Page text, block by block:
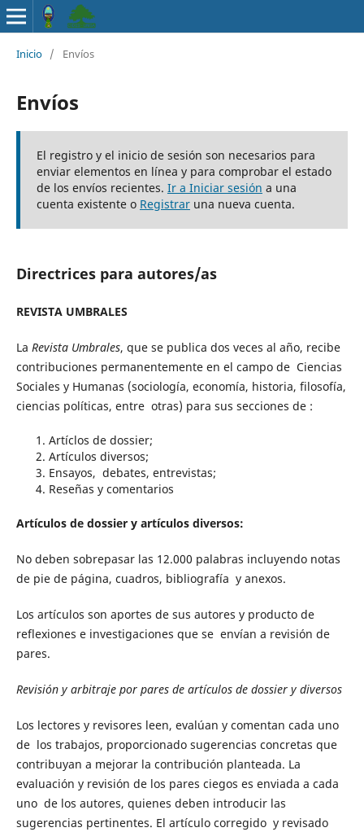
Inicio / Envíos
Envíos
El registro y el inicio de sesión son necesarios para
enviar elementos en línea y para comprobar el estado
de los envíos recientes. Ir a Iniciar sesión a una
cuenta existente o Registraruna nueva cuenta.
Directrices para autores/as
REVISTA UMBRALES
La Revista Umbrales, que se publica dos veces al año, recibe
contribuciones permanentemente en el campo de Ciencias
Sociales y Humanas (sociología, economía, historia, filosofía,
ciencias políticas, entre otras) para sus secciones de :
Artíclos de dossier;
Artículos diversos;
Ensayos, debates, entrevistas;
Reseñas y comentarios
Artículos de dossier y artículos diversos:
No deben sobrepasar las 12.000 palabras incluyendo notas
de pie de página, cuadros, bibliografía y anexos.
Los artículos son aportes de sus autores y producto de
reflexiones e investigaciones que se envían a revisión de
pares.
Revisión y arbitraje por pares de artículos de dossier y diversos
Los lectores y revisores leen, evalúan y comentan cada uno
de los trabajos, proporcionado sugerencias concretas que
contribuyan a mejorar la contribución planteada. La
evaluación y revisión de los pares ciegos es enviada a cada
uno de los autores, quienes deben introducir las
sugerencias pertinentes. El artículo corregido y revisado